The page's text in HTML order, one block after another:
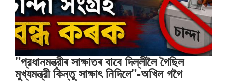
"প্রধানমন্ত্রীৰ সাক্ষাতৰ বাবে দিল্লীলৈ গৈছিল
মুখ্যমন্ত্রী কিন্তু সাক্ষাৎ‍ নিদিলে"-অখিল গগৈ